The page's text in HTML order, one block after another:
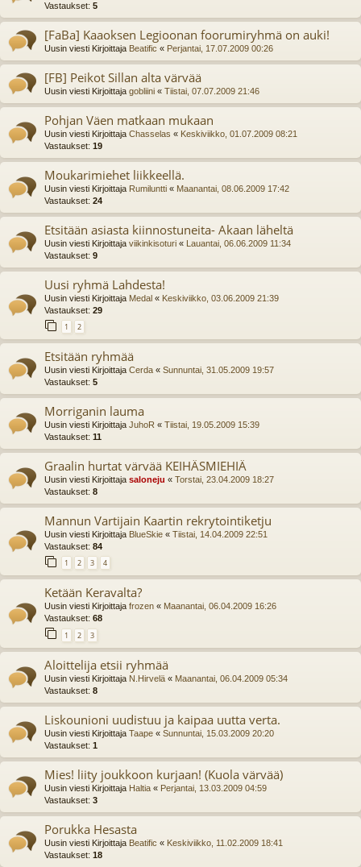
Vastaukset: 5
[FaBa] Kaaoksen Legioonan foorumiryhmä on auki!
Uusin viesti Kirjoittaja Beatific « Perjantai, 17.07.2009 00:26
[FB] Peikot Sillan alta värvää
Uusin viesti Kirjoittaja gobliini « Tiistai, 07.07.2009 21:46
Pohjan Väen matkaan mukaan
Uusin viesti Kirjoittaja Chasselas « Keskiviikko, 01.07.2009 08:21
Vastaukset: 19
Moukarimiehet liikkeellä.
Uusin viesti Kirjoittaja Rumiluntti « Maanantai, 08.06.2009 17:42
Vastaukset: 24
Etsitään asiasta kiinnostuneita- Akaan läheltä
Uusin viesti Kirjoittaja viikinkisoturi «
Lauantai, 06.06.2009 11:34
Vastaukset: 9
Uusi ryhmä Lahdesta!
Uusin viesti Kirjoittaja Medal « Keskiviikko, 03.06.2009 21:39
Vastaukset: 29
1 2
Etsitään ryhmää
Uusin viesti Kirjoittaja Cerda « Sunnuntai, 31.05.2009 19:57
Vastaukset: 5
Morriganin lauma
Uusin viesti Kirjoittaja JuhoR « Tiistai, 19.05.2009 15:39
Vastaukset: 11
Graalin hurtat värvää KEIHÄSMIEHIÄ
Uusin viesti Kirjoittaja saloneju « Torstai, 23.04.2009 18:27
Vastaukset: 8
Mannun Vartijain Kaartin rekrytointiketju
Uusin viesti Kirjoittaja BlueSkie « Tiistai, 14.04.2009 22:51
Vastaukset: 84
1 2 3 4
Ketään Keravalta?
Uusin viesti Kirjoittaja frozen « Maanantai, 06.04.2009 16:26
Vastaukset: 68
1 2 3
Aloittelija etsii ryhmää
Uusin viesti Kirjoittaja N.Hirvelä « Maanantai, 06.04.2009 05:34
Vastaukset: 8
Liskounioni uudistuu ja kaipaa uutta verta.
Uusin viesti Kirjoittaja Taape « Sunnuntai, 15.03.2009 20:20
Vastaukset: 1
Mies! liity joukkoon kurjaan! (Kuola värvää)
Uusin viesti Kirjoittaja Haltia « Perjantai, 13.03.2009 04:59
Vastaukset: 3
Porukka Hesasta
Uusin viesti Kirjoittaja Beatific « Keskiviikko, 11.02.2009 18:41
Vastaukset: 18